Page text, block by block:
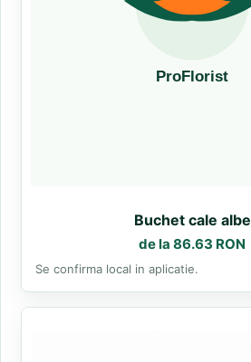
Buchet cale albe
de la 86.63 RON
Se confirma local in aplicatie.